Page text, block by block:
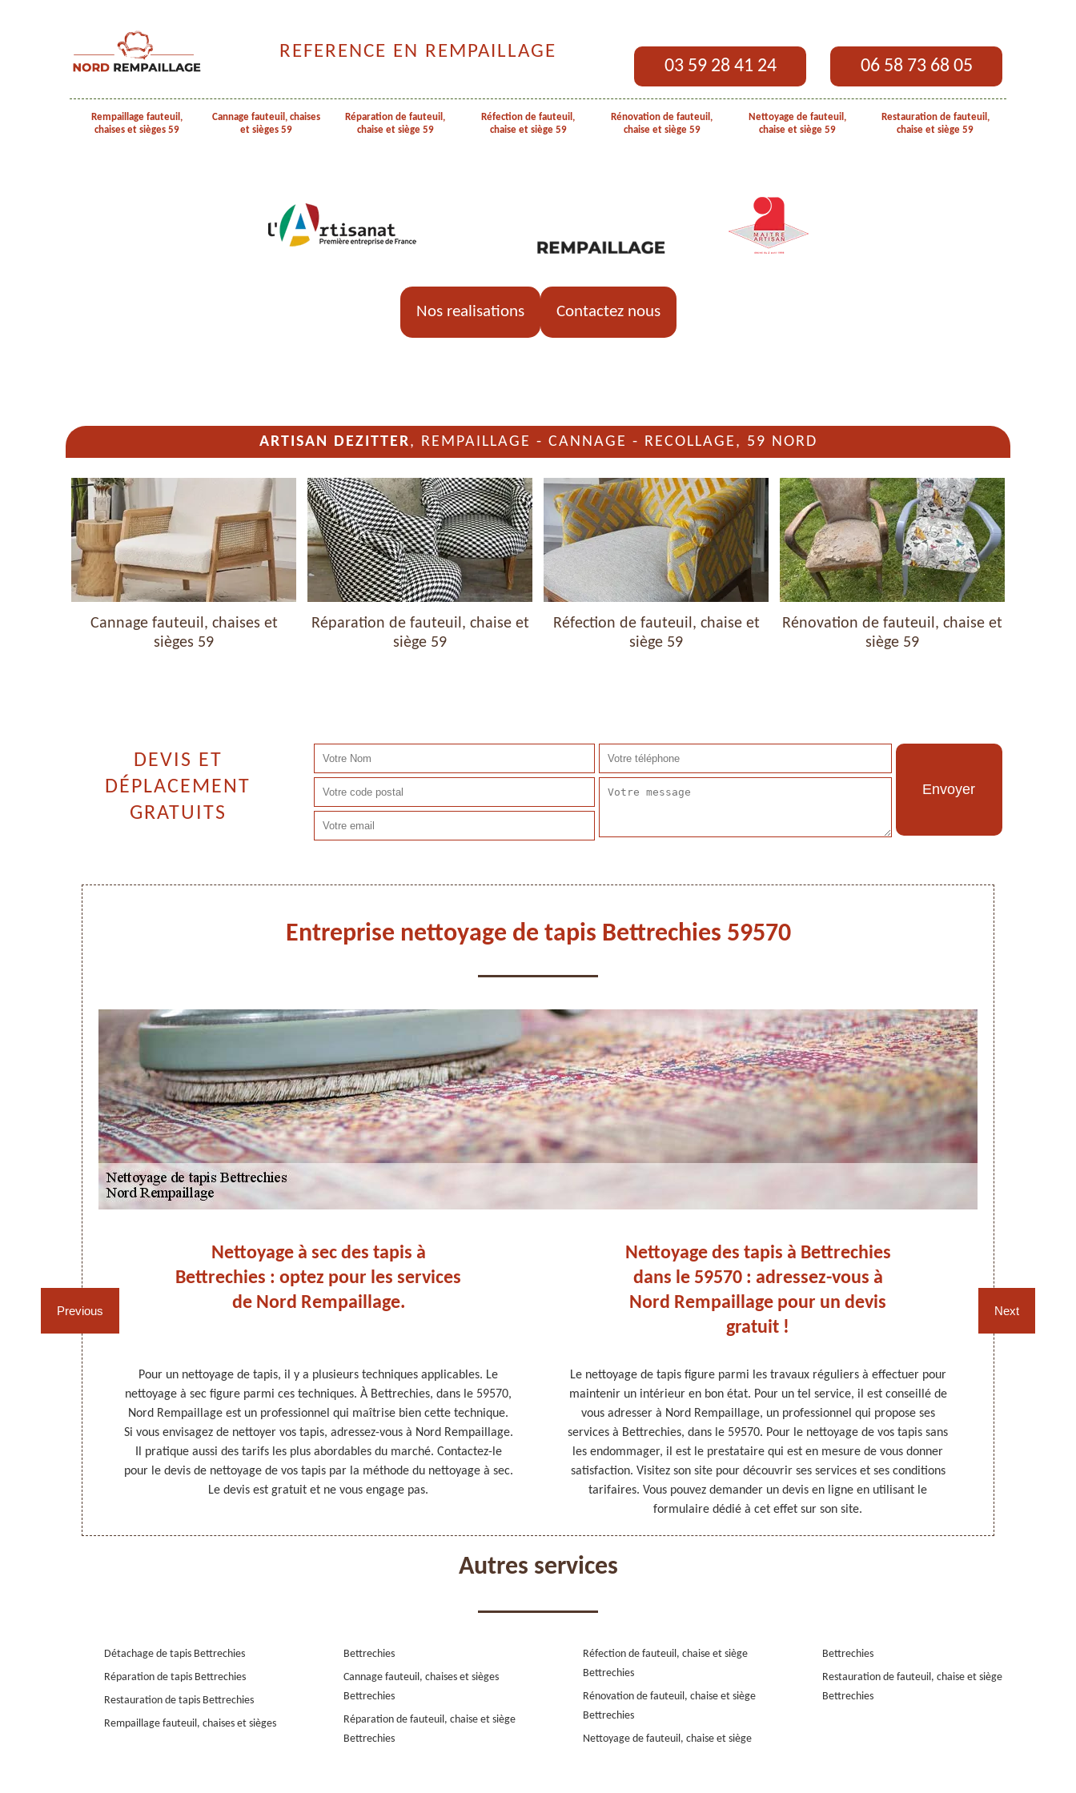
REFERENCE EN REMPAILLAGE
03 59 28 41 24 06 58 73 68 05
Rempaillage fauteuil,
chaises et sièges 59
Cannage fauteuil, chaises
et sièges 59
Réparation de fauteuil,
chaise et siège 59
Réfection de fauteuil,
chaise et siège 59
Rénovation de fauteuil,
chaise et siège 59
Nettoyage de fauteuil,
chaise et siège 59
Restauration de fauteuil,
chaise et siège 59
Nos realisations Contactez nous
ARTISAN DEZITTER, REMPAILLAGE - CANNAGE - RECOLLAGE, 59 NORD
Cannage fauteuil, chaises et
sièges 59
Réparation de fauteuil, chaise et
siège 59
Réfection de fauteuil, chaise et
siège 59
Rénovation de fauteuil, chaise et
siège 59
DEVIS ET
DÉPLACEMENT
GRATUITS
Entreprise nettoyage de tapis Bettrechies 59570
Previous
Nettoyage à sec des tapis à
Bettrechies : optez pour les services
de Nord Rempaillage.
Pour un nettoyage de tapis, il y a plusieurs techniques applicables. Le
nettoyage à sec figure parmi ces techniques. À Bettrechies, dans le 59570,
Nord Rempaillage est un professionnel qui maîtrise bien cette technique.
Si vous envisagez de nettoyer vos tapis, adressez-vous à Nord Rempaillage.
Il pratique aussi des tarifs les plus abordables du marché. Contactez-le
pour le devis de nettoyage de vos tapis par la méthode du nettoyage à sec.
Le devis est gratuit et ne vous engage pas.
Nettoyage des tapis à Bettrechies
dans le 59570 : adressez-vous à
Nord Rempaillage pour un devis
gratuit !
Le nettoyage de tapis figure parmi les travaux réguliers à effectuer pour
maintenir un intérieur en bon état. Pour un tel service, il est conseillé de
vous adresser à Nord Rempaillage, un professionnel qui propose ses
services à Bettrechies, dans le 59570. Pour le nettoyage de vos tapis sans
les endommager, il est le prestataire qui est en mesure de vous donner
satisfaction. Visitez son site pour découvrir ses services et ses conditions
tarifaires. Vous pouvez demander un devis en ligne en utilisant le
formulaire dédié à cet effet sur son site.
Next
Autres services
Détachage de tapis Bettrechies
Réparation de tapis Bettrechies
Restauration de tapis Bettrechies
Rempaillage fauteuil, chaises et sièges
Bettrechies
Cannage fauteuil, chaises et sièges
Bettrechies
Réparation de fauteuil, chaise et siège
Bettrechies
Réfection de fauteuil, chaise et siège
Bettrechies
Rénovation de fauteuil, chaise et siège
Bettrechies
Nettoyage de fauteuil, chaise et siège
Bettrechies
Restauration de fauteuil, chaise et siège
Bettrechies